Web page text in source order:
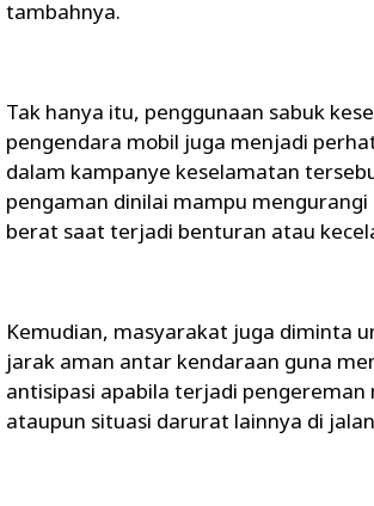
tambahnya.
Tak hanya itu, penggunaan sabuk
pengendara mobil juga menjadi
dalam kampanye keselamatan
pengaman dinilai mampu mengurangi
berat saat terjadi benturan atau
Kemudian, masyarakat juga diminta
jarak aman antar kendaraan guna
antisipasi apabila terjadi pengereman
ataupun situasi darurat lainnya di